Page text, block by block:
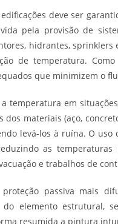
deve ser
pela provisão de
hidrantes, sprinklers
de temperatura.
que minimizem o
temperatura em
dos materiais (aço,
levá-los à ruína. O
as
e trabalhos de
passiva mais
do elemento estrutural,
resumida a pintura